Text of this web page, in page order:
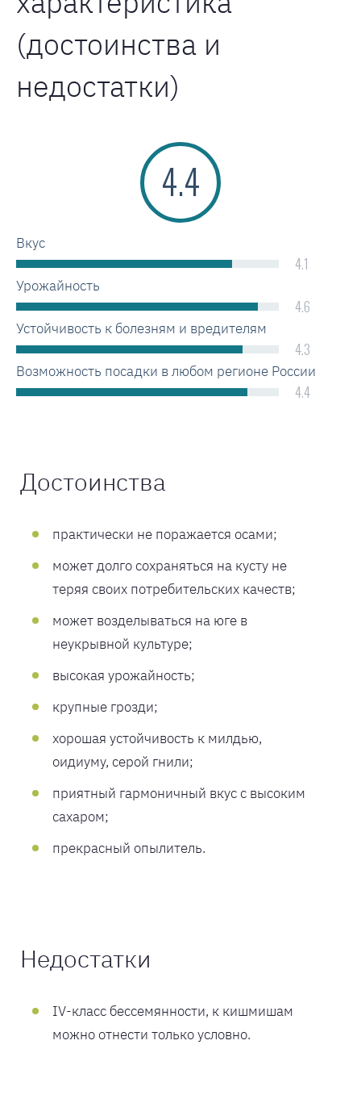
(достоинства и
недостатки)
4.4
Вкус
4.1
Урожайность
4.6
Устойчивость к болезням и вредителям
4.3
Возможность посадки в любом регионе России
4.4
Достоинства
практически не поражается осами;
может долго сохраняться на кусту не
теряя своих потребительских качеств;
может возделываться на юге в
неукрывной культуре;
высокая урожайность;
крупные грозди;
хорошая устойчивость к милдью,
оидиуму, серой гнили;
приятный гармоничный вкус с высоким
сахаром;
прекрасный опылитель.
Недостатки
IV-класс бессемянности, к кишмишам
можно отнести только условно.